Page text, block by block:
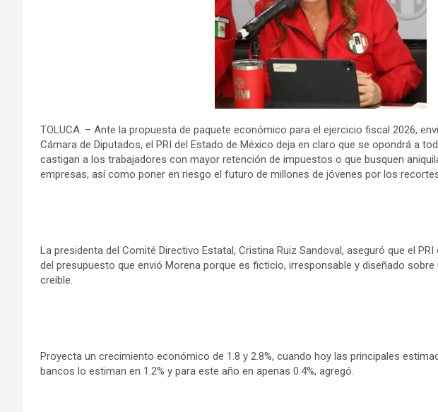
TOLUCA. – Ante la propuesta de paquete económico para el ejercicio fiscal 2026,
Cámara de Diputados, el PRI del Estado de México deja en claro que se opondrá a
castigan a los trabajadores con mayor retención de impuestos o que busquen
empresas, así como poner en riesgo el futuro de millones de jóvenes por los
La presidenta del Comité Directivo Estatal, Cristina Ruiz Sandoval, aseguró que el
del presupuesto que envió Morena porque es ficticio, irresponsable y diseñado
creíble.
Proyecta un crecimiento económico de 1.8 y 2.8%, cuando hoy las principales
bancos lo estiman en 1.2% y para este año en apenas 0.4%, agregó.